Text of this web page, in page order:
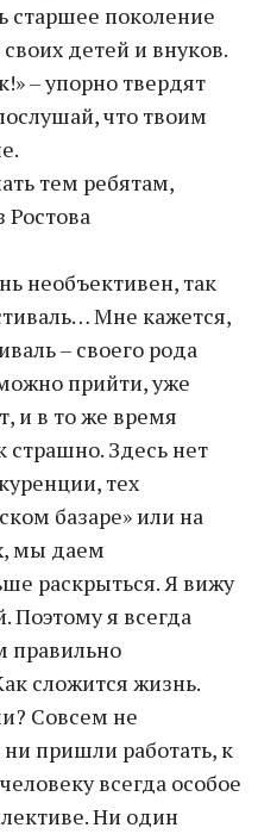
старшее поколение
детей и внуков.
– упорно твердят
что твоим
тем ребятам,
Ростова
необъективен, так
Мне кажется,
– своего рода
прийти, уже
и в то же время
Здесь нет
тех
базаре» или на
мы даем
раскрыться. Я вижу
Поэтому я всегда
правильно
сложится жизнь.
Совсем не
пришли работать, к
всегда особое
Ни один